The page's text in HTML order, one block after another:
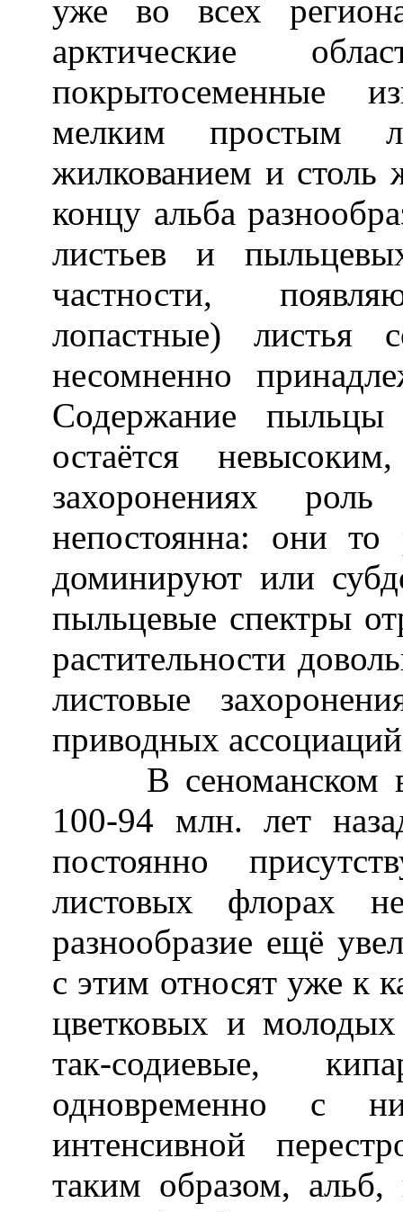
уже во всех
арктические
покрытосеменные
мелким простым
жилкованием и столь
концу альба
листьев и
частности,
лопастные) листья
несомненно
Содержание пыльцы
остаётся
захоронениях
непостоянна: они то
доминируют или
пыльцевые спектры
растительности
листовые
приводных
В сеноманском
100-94 млн. лет
постоянно
листовых флорах
разнообразие ещё
с этим относят уже к
цветковых и
так-содиевые,
одновременно с
интенсивной
таким образом,